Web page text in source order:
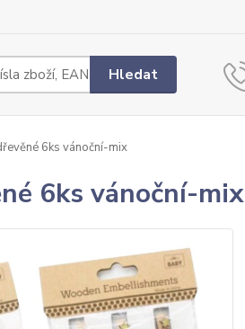
Hledat
6ks vánoční-mix
6ks vánoční-mix